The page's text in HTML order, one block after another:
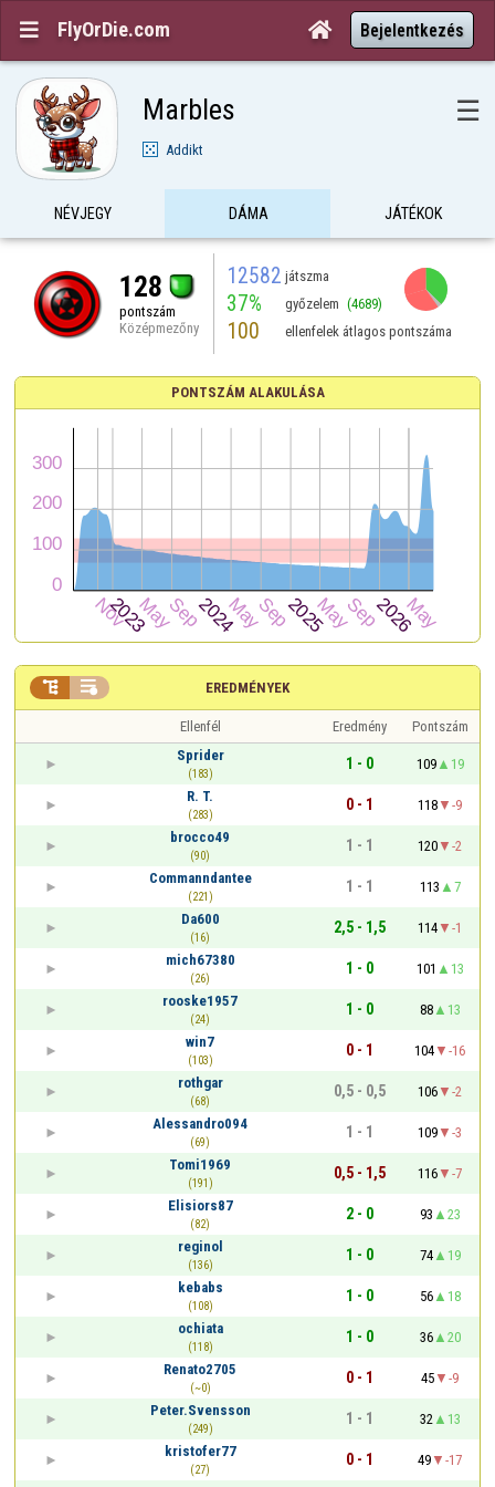
 FlyOrDie.com  Bejelentkezés
Marbles ☰
Addikt
NÉVJEGY DÁMA JÁTÉKOK
128
pontszám
Középmezőny
12582 játszma
37% győzelem (4689)
100 ellenfelek átlagos pontszáma
PONTSZÁM ALAKULÁSA
EREDMÉNYEK
 
Ellenfél Eredmény
Pontszám
Sprider
(183)
1 - 0 109
19
R. T.
(283)
0 - 1 118
-9
brocco49
(90)
1 - 1 120
-2
Commanndantee
(221)
1 - 1 113
7
Da600
(16)
2,5 - 1,5 114
-1
mich67380
(26)
1 - 0 101
13
rooske1957
(24)
1 - 0 88
13
win7
(103)
0 - 1 104
-16
rothgar
(68)
0,5 - 0,5 106
-2
Alessandro094
(69)
1 - 1 109
-3
Tomi1969
(191)
0,5 - 1,5 116
-7
Elisiors87
(82)
2 - 0 93
23
reginol
(136)
1 - 0 74
19
kebabs
(108)
1 - 0 56
18
ochiata
(118)
1 - 0 36
20
Renato2705
(~0)
0 - 1 45
-9
Peter.Svensson
(249)
1 - 1 32
13
kristofer77
(27)
0 - 1 49
-17